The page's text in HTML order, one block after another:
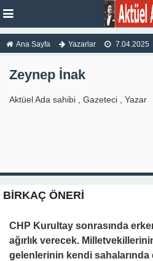
Ana Sayfa Yazarlar 7.04.2025
Zeynep İnak
Aktüel Ada sahibi , Gazeteci , Yazar
BİRKAÇ ÖNERİ
CHP Kurultay sonrasında
ağırlık verecek.
gelenlerinin kendi sahalarında